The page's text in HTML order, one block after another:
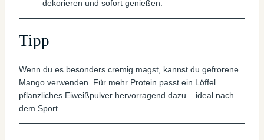
dekorieren und sofort genießen.
Tipp
Wenn du es besonders cremig magst, kannst du gefrorene
Mango verwenden. Für mehr Protein passt ein Löffel
pflanzliches Eiweißpulver hervorragend dazu – ideal nach
dem Sport.